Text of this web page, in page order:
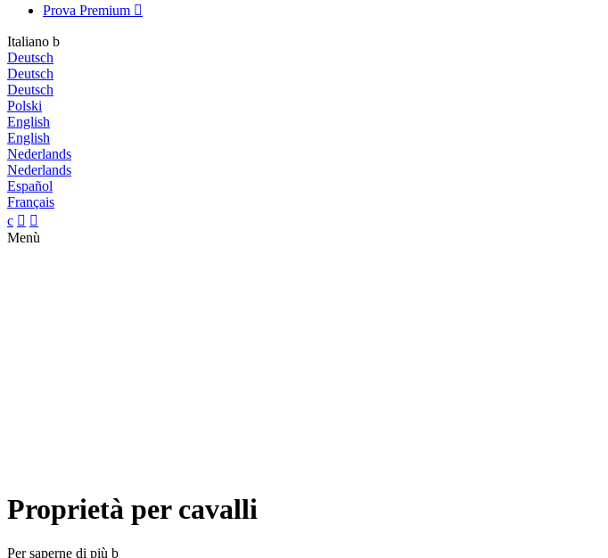
Prova Premium 
Italiano b
Deutsch
Deutsch
Deutsch
Polski
English
English
Nederlands
Nederlands
Español
Français
c  
Menù
Proprietà per cavalli
Per saperne di più b